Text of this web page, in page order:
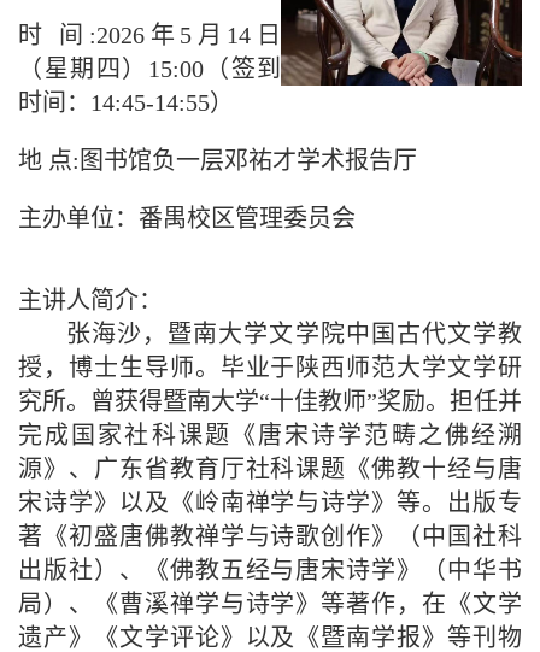
时 间:2026年5月14日
（星期四）15:00（签到
时间：14:45-14:55）
地 点: 图书馆负一层邓祐才学术报告厅
主办单位： 番禺校区管理委员会
主讲人简介：
张海沙，暨南大学文学院中国古代文学教
授，博士生导师。毕业于陕西师范大学文学研
究所。曾获得暨南大学“十佳教师”奖励。担任并
完成国家社科课题《唐宋诗学范畴之佛经溯
源》、广东省教育厅社科课题《佛教十经与唐
宋诗学》以及《岭南禅学与诗学》等。出版专
著《初盛唐佛教禅学与诗歌创作》（中国社科
出版社）、《佛教五经与唐宋诗学》（中华书
局）、《曹溪禅学与诗学》等著作，在《文学
遗产》《文学评论》以及《暨南学报》等刊物